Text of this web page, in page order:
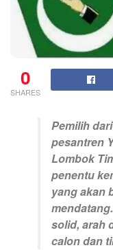
0
SHARES
Pemilih
pesantren
Lombok
penentu
yang akan
solid, arah
calon dan